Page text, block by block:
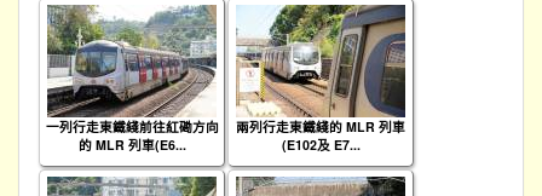
一列行走東鐵綫前往紅磡方向
的 MLR 列車(E6...
兩列行走東鐵綫的 MLR 列車
(E102及 E7...